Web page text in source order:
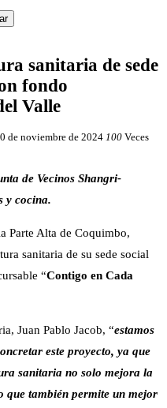
sanitaria de sede
fondo
Valle
de noviembre de 2024 100 Veces
de Vecinos Shangri-
y cocina.
Parte Alta de Coquimbo,
sanitaria de su sede social
“Contigo en Cada
Juan Pablo Jacob, “estamos
este proyecto, ya que
sanitaria no solo mejora la
que también permite un mejor